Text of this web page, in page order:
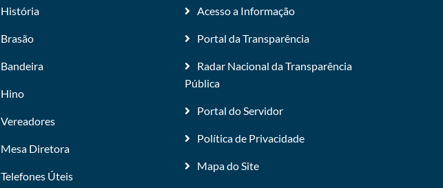
História
Brasão
Bandeira
Hino
Vereadores
Mesa Diretora
Telefones Úteis
Acesso a Informação
Portal da Transparência
Radar Nacional da Transparência
Pública
Portal do Servidor
Política de Privacidade
Mapa do Site